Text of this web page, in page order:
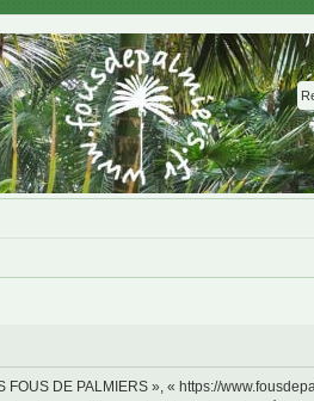
DE PALMIERS », « https://